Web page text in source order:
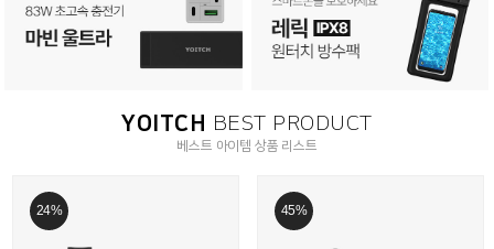
YOITCH BEST PRODUCT
베스트 아이템 상품 리스트
24% 45%